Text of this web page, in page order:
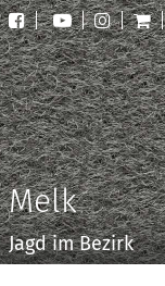
Melk
Jagd im Bezirk